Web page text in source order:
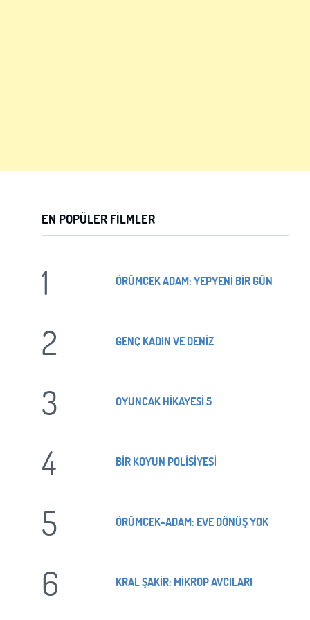
EN POPÜLER FILMLER
1 ÖRÜMCEK ADAM: YEPYENİ BİR GÜN
2 GENÇ KADIN VE DENİZ
3 OYUNCAK HİKAYESİ 5
4 BİR KOYUN POLİSİYESİ
5 ÖRÜMCEK-ADAM: EVE DÖNÜŞ YOK
6 KRAL ŞAKİR: MİKROP AVCILARI